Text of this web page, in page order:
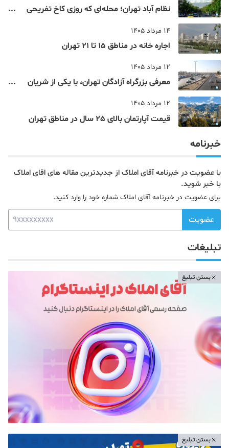
نظام‌ آباد تهران؛ محله‌ای که روزی کاخ تفریحی
14 مرداد 1405
اجاره خانه در مناطق 15 تا 21 تهران
12 مرداد 1405
معرفی بزرگراه آزادگان تهران، با یکی از شریان
12 مرداد 1405
قیمت آپارتمان بالای 25 سال در مناطق تهران
خبرنامه
با عضویت در خبرنامه آقای املاک از جدیدترین مقاله های اقای املاک
با خبر شوید.
برای عضویت در خبرنامه آقای املاک شماره خود را وارد کنید.
عضویت
تبلیغات
بستن تبلیغ
بستن تبلیغ